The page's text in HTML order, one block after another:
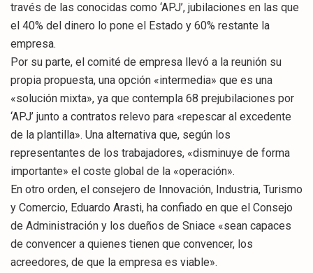
través de las conocidas como ‘APJ’, jubilaciones en las que
el 40% del dinero lo pone el Estado y 60% restante la
empresa.
Por su parte, el comité de empresa llevó a la reunión su
propia propuesta, una opción «intermedia» que es una
«solución mixta», ya que contempla 68 prejubilaciones por
‘APJ’ junto a contratos relevo para «repescar al excedente
de la plantilla». Una alternativa que, según los
representantes de los trabajadores, «disminuye de forma
importante» el coste global de la «operación».
En otro orden, el consejero de Innovación, Industria, Turismo
y Comercio, Eduardo Arasti, ha confiado en que el Consejo
de Administración y los dueños de Sniace «sean capaces
de convencer a quienes tienen que convencer, los
acreedores, de que la empresa es viable».